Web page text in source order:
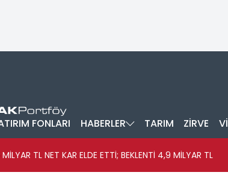
FONLARI HABERLER TARIM ZİRVE
TL NET KAR ELDE ETTİ; BEKLENTİ 4,9 MİLYAR TL